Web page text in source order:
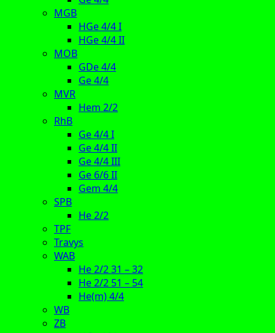
MGB
HGe 4/4 I
HGe 4/4 II
MOB
GDe 4/4
Ge 4/4
MVR
Hem 2/2
RhB
Ge 4/4 I
Ge 4/4 II
Ge 4/4 III
Ge 6/6 II
Gem 4/4
SPB
He 2/2
TPF
Travys
WAB
He 2/2 31 – 32
He 2/2 51 – 54
He(m) 4/4
WB
ZB